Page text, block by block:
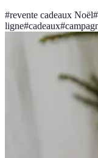
#revente cadeaux Noël#
ligne#cadeaux#